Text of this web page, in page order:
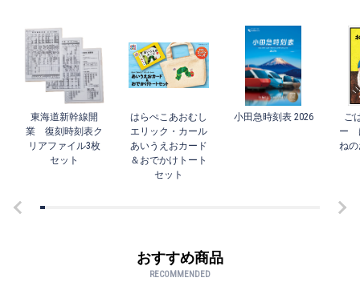
東海道新幹線開
業 復刻時刻表ク
リアファイル3枚
セット
はらぺこあおむし
エリック・カール
あいうえおカード
＆おでかけトート
セット
小田急時刻表 2026
ご
ー
ね
おすすめ商品
RECOMMENDED